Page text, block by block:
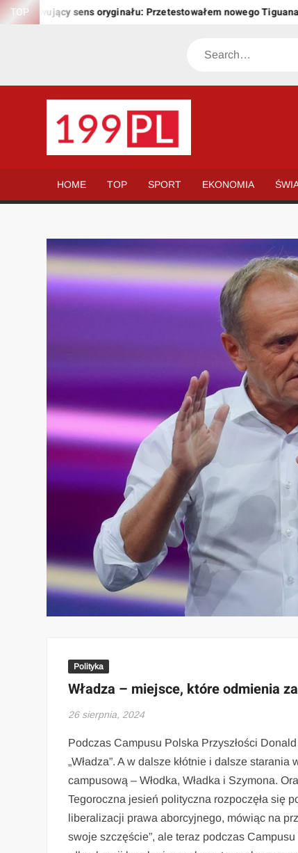
Skip
TOP sens oryginału: Przetestowałem nowego Tiguana –
Search
świat
HOME TOP SPORT EKONOMIA
Polityka
Władza – miejsce, które odmienia
26 sierpnia, 2024
Podczas Campusu Polska Przyszłości
„Władza”. A w dalsze kłótnie i dalsze
campusową – Włodka, Władka i Szymona.
Tegoroczna jesień polityczna rozpoczęła się
liberalizacji prawa aborcyjnego, mówiąc na
swoje szczęście”, ale teraz podczas